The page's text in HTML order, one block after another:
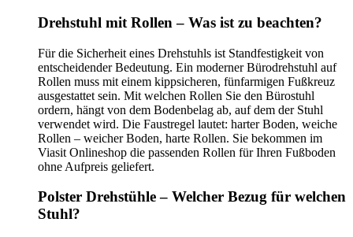
Drehstuhl mit Rollen – Was ist zu beachten?
Für die Sicherheit eines Drehstuhls ist Standfestigkeit von
entscheidender Bedeutung. Ein moderner Bürodrehstuhl auf
Rollen muss mit einem kippsicheren, fünfarmigen Fußkreuz
ausgestattet sein. Mit welchen Rollen Sie den Bürostuhl
ordern, hängt von dem Bodenbelag ab, auf dem der Stuhl
verwendet wird. Die Faustregel lautet: harter Boden, weiche
Rollen – weicher Boden, harte Rollen. Sie bekommen im
Viasit Onlineshop die passenden Rollen für Ihren Fußboden
ohne Aufpreis geliefert.
Polster Drehstühle – Welcher Bezug für welchen
Stuhl?